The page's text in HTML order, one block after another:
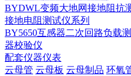
BYDWL变频大地网接地阻抗
接地电阻测试仪系列
BY5650互感器二次回路负载
器校验仪
配套仪器仪表
云母管 云母板 云母制品 环氧